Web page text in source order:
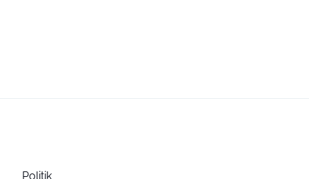
Politik